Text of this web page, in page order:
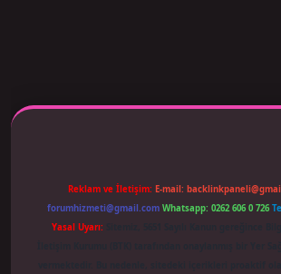
Reklam ve İletişim: E-mail:
forumhizmeti@gmail.com Whatsapp: 0262 606 0 726
Yasal Uyarı: